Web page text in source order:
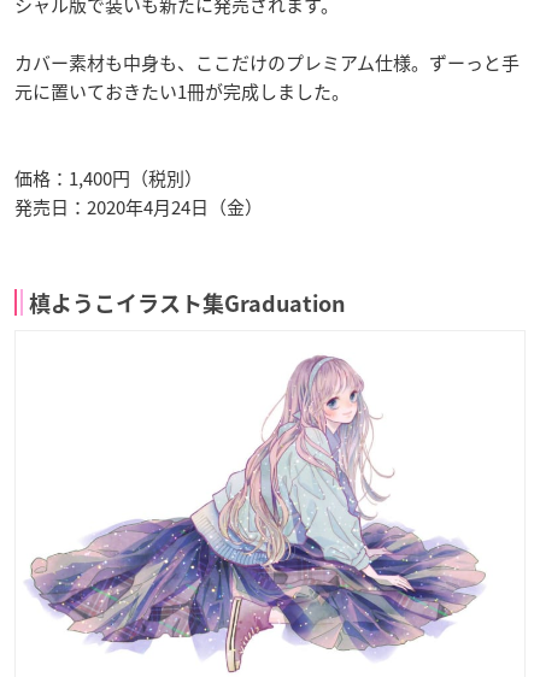
カバー素材も中身も、ここだけのプレミアム仕様。ずーっと手
元に置いておきたい1冊が完成しました。
価格：1,400円（税別）
発売日：2020年4月24日（金）
槙ようこイラスト集Graduation